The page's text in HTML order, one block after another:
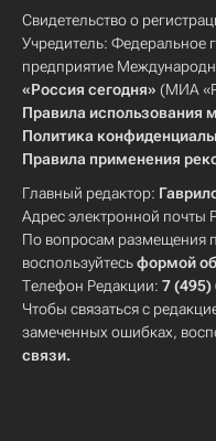
Свидетельство о
Учредитель: Федеральное
предприятие
«Россия сегодня» (МИА
Правила использования
Политика
Правила применения
Главный редактор:
Адрес электронной почты
По вопросам размещения
воспользуйтесьформой
Телефон Редакции: 7 (495)
Чтобы связаться с
замеченных ошибках,
связи.